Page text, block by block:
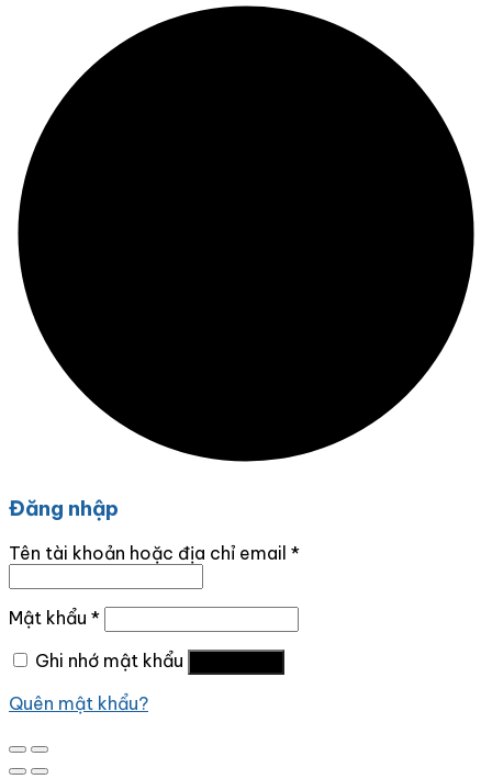
Đăng nhập
Tên tài khoản hoặc địa chỉ email *
Mật khẩu *
Ghi nhớ mật khẩu
Quên mật khẩu?